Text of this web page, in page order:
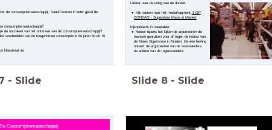
de consumptiemaatschappij. Daarin komen in ieder geval de
consumptiemaatschappij?
de oorzaken van het ontstaan van de consumptiemaatschappij?
voorbeelden van de toegenomen consumptie in de jaren 60 en 70
klassikaal na.
- Slide
Luister naar de uitleg van de docent.
Kijk samen naar het mediafragment ‘1 OP
ZONDAG - Superstore Maxis in Muiden’
Kijkopdracht in tweetallen:
Noteer tijdens het kijken de argumenten die
mensen gebruiken voor of tegen de komst van
de Maxis Superstore in Muiden. De ene leerling
noteert de argumenten van de voorstanders,
de andere van de tegenstanders.
1 Op Zondag, 13-10-1974, NOS, collectie Beeld & Geluid
Slide 8 - Slide
Consumptiemaatschappij